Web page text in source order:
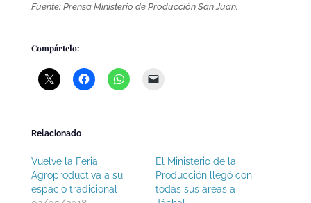
Fuente: Prensa Ministerio de Producción San Juan.
Compártelo:
Relacionado
Vuelve la Feria
Agroproductiva a su
espacio tradicional
El Ministerio de la
Producción llegó con
todas sus áreas a